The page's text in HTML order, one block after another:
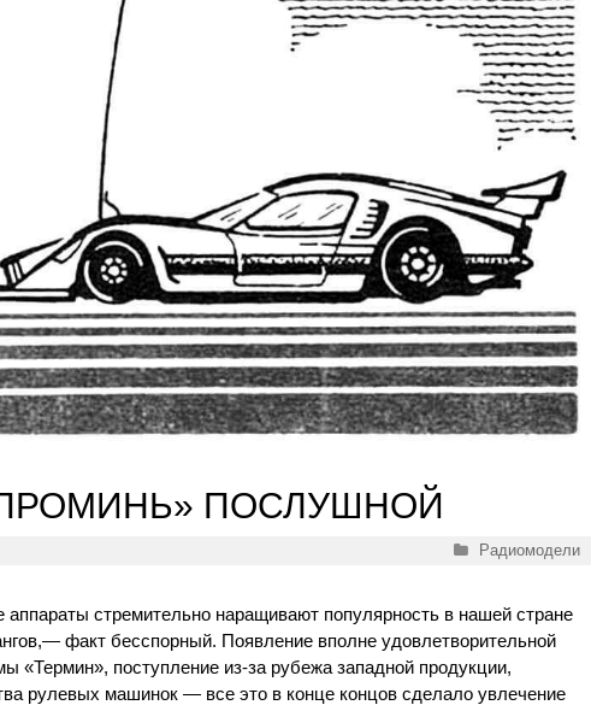
ПОСЛУШНОЙ
Рубрики
Радиомодели
аппараты стремительно наращивают популярность в нашей стране
факт бесспорный. Появление вполне удовлетворительной
«Термин», поступление из-за рубежа западной продукции,
рулевых машинок — все это в конце концов сделало увлечение